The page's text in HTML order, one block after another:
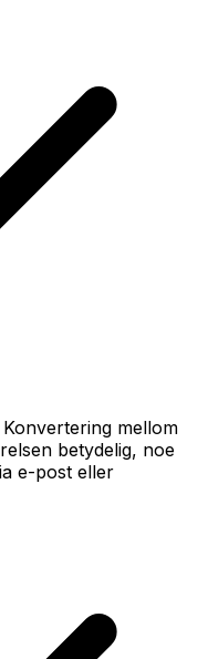
mellom
betydelig, noe
e-post eller